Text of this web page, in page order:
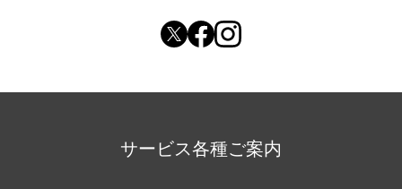
サービス各種ご案内